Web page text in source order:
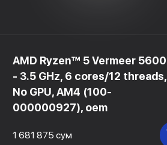
AMD Ryzen™ 5 Vermeer 5600
- 3.5 GHz, 6 cores/12 threads,
No GPU, AM4 (100-
000000927), oem
1 681 875 сум